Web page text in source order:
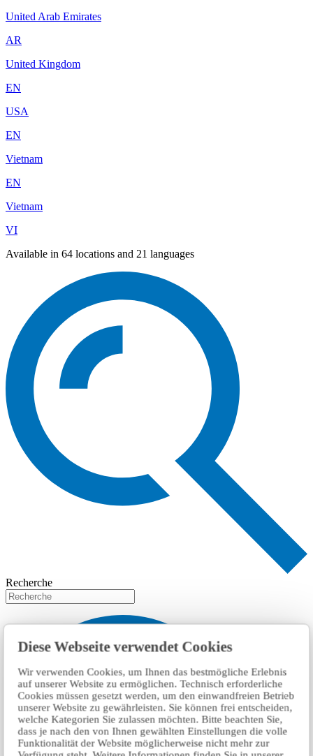
Diese Webseite verwendet Cookies
Wir verwenden Cookies, um Ihnen das bestmögliche Erlebnis
auf unserer Website zu ermöglichen. Technisch erforderliche
Cookies müssen gesetzt werden, um den einwandfreien Betrieb
unserer Website zu gewährleisten. Sie können frei entscheiden,
welche Kategorien Sie zulassen möchten. Bitte beachten Sie,
dass je nach den von Ihnen gewählten Einstellungen die volle
Funktionalität der Website möglicherweise nicht mehr zur
United Arab Emirates
AR
United Kingdom
EN
USA
EN
Vietnam
EN
Vietnam
VI
Available in 64 locations and 21 languages
Recherche